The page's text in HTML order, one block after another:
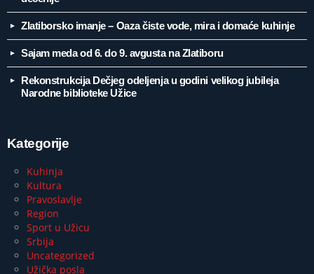
Zlatiborsko imanje – Oaza čiste vode, mira i domaće kuhinje
Sajam meda od 6. do 9. avgusta na Zlatiboru
Rekonstrukcija Dečjeg odeljenja u godini velikog jubileja
Narodne biblioteke Užice
Kategorije
Kuhinja
Kultura
Pravoslavlje
Region
Sport u Užicu
Srbija
Uncategorized
Užička posla